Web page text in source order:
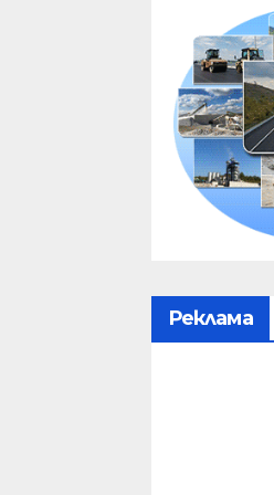
Реклама